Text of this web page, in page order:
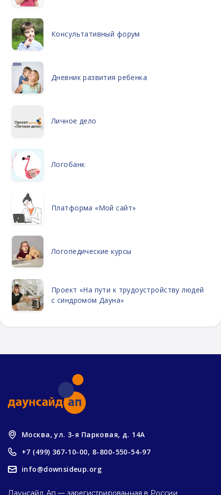
Консультативный форум
Дневник развития ребенка
Личное дело
Логобанк
Платформа «Мой сайт»
Логопедические курсы
Проект «На пути к трудоустройству людей
с синдромом Дауна»
Москва, ул. 3-я Парковая, д. 14А
+7 (499) 367-10-00, 8-800-550-54-97
info@downsideup.org
Даунсайд Ап — зарегистрированная в России